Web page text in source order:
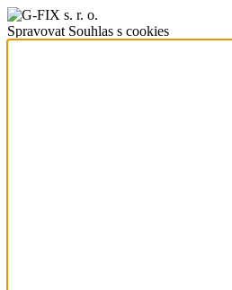
Spravovat Souhlas s cookies